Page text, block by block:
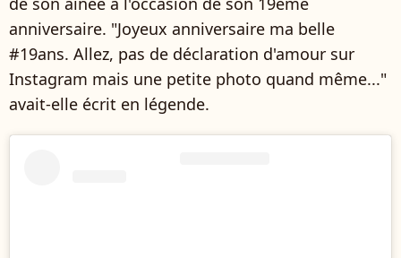
anniversaire. "Joyeux anniversaire ma belle
#19ans. Allez, pas de déclaration d'amour sur
Instagram mais une petite photo quand même..."
avait-elle écrit en légende.